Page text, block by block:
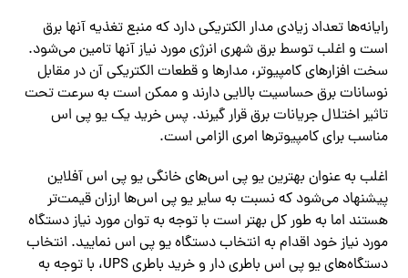
رایانه‌‌ها تعداد زیادی مدار الکتریکی دارد که منبع تغذیه آنها برق
است و اغلب توسط برق شهری انرژی مورد نیاز آنها تامین‌ می‌شود.
سخت افزارهای کامپیوتر، مدارها و قطعات الکتریکی آن در مقابل
نوسانات برق حساسیت بالایی دارند و ممکن است به سرعت تحت
تاثیر اختلال جریانات برق قرار گیرند. پس خرید یک یو پی اس
مناسب برای کامپیوتر‌‌ها امری الزامی است.
اغلب به عنوان بهترین‌ ‌‌یو پی اس‌‌های خانگی‌ ‌‌یو پی اس آفلاین
پیشنهاد‌ می‌شود که نسبت به سایر یو پی اس‌‌ها ارزان قیمت‌‌‌تر
هستند اما به طور کل بهتر است با توجه به توان مورد نیاز دستگاه
مورد نیاز خود اقدام به انتخاب دستگاه یو پی اس نمایید. انتخاب
دستگاه‌‌های یو پی اس باطری دار و خرید باطری UPS، با توجه به